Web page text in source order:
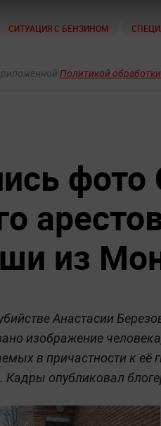
СИТУАЦИЯ С БЕНЗИНОМ
Политикой
из
Анастасии
изображение
в причастности к её
Кадры опубликовал